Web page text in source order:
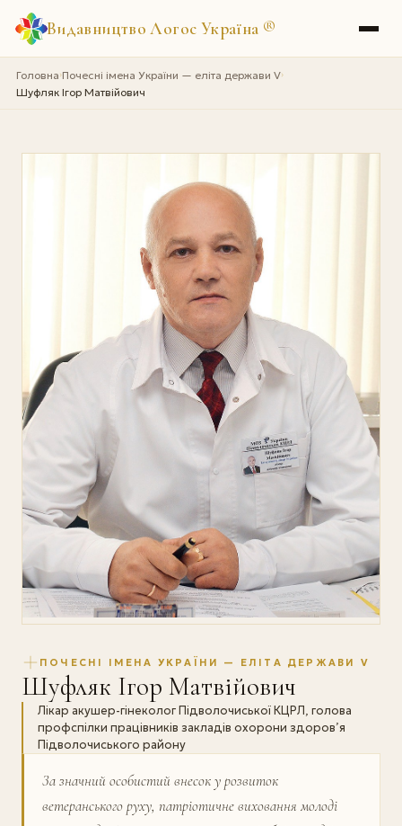
Видавництво Логос Україна ®
Головна›Почесні імена України — еліта держави V›
Шуфляк Ігор Матвійович
ПОЧЕСНІ ІМЕНА УКРАЇНИ — ЕЛІТА ДЕРЖАВИ V
Шуфляк Ігор Матвійович
Лікар акушер-гінеколог Підволочиської КЦРЛ, голова
профспілки працівників закладів охорони здоров’я
Підволочиського району
За значний особистий внесок у розвиток
ветеранського руху, патріотичне виховання молоді